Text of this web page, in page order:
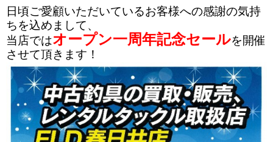
日頃ご愛顧いただいているお客様への感謝の気持
ちを込めまして、
当店ではオープン一周年記念セールを開催
させて頂きます！